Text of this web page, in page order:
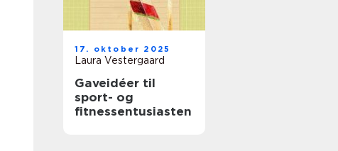
17. oktober 2025
Laura Vestergaard
Gaveidéer til
sport- og
fitnessentusiasten